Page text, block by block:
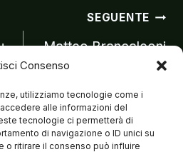
Consenso
utilizziamo tecnologie come i
alle informazioni del
tecnologie ci permetterà di
di navigazione o ID unici su
o ritirare il consenso può influire
SEGUENTE
Matteo Brancaleoni
interviste Rai e SKY
TG24